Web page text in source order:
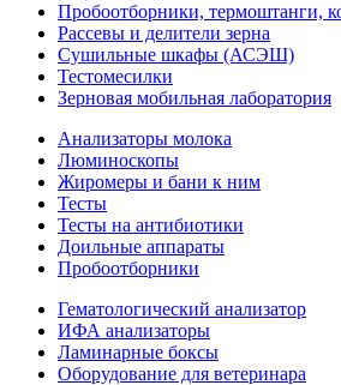
Пробоотборники, термоштанги,
Рассевы и делители зерна
Сушильные шкафы (АСЭШ)
Тестомесилки
Зерновая мобильная лаборатория
Анализаторы молока
Люминоскопы
Жиромеры и бани к ним
Тесты
Тесты на антибиотики
Доильные аппараты
Пробоотборники
Гематологический анализатор
ИФА анализаторы
Ламинарные боксы
Оборудование для ветеринара